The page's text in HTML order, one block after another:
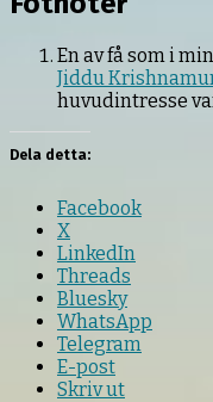
En av få som i
Jiddu
huvudintresse
Dela detta:
Facebook
X
LinkedIn
Threads
Bluesky
WhatsApp
Telegram
E-post
Skriv ut